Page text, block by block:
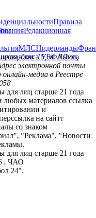
Правила
Редакционная
МЛСНидерланды
лига УЕФАЛига
дом. 15, м. Львов,
электронной почты
медиа в Реестре
для лиц старше 21 года
материалов ссылка
и
на сайтт
со знаком
"Реклама", "Новости
для лиц старше 21 года
, ЧАО
24".